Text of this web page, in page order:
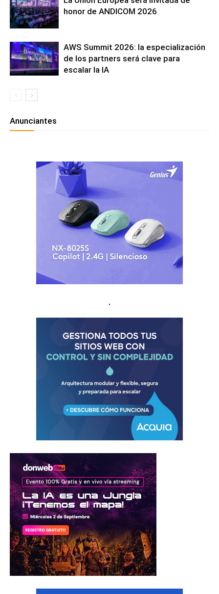
honor de ANDICOM 2026
AWS Summit 2026: la especialización
de los partners será clave para
escalar la IA
Anunciantes